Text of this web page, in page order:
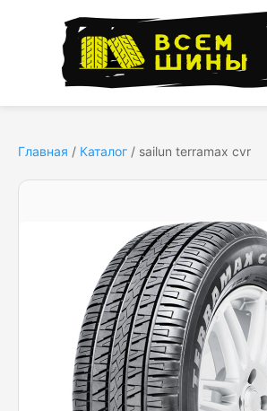
Главная / Каталог / sailun terramax cvr